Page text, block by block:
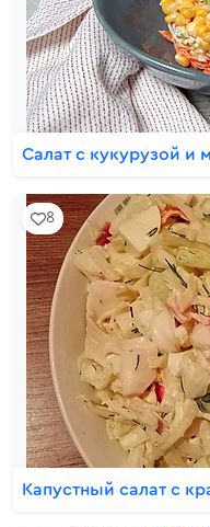
Салат с кукурузой и
8
Капустный салат с